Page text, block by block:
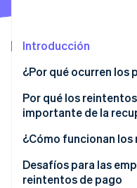
Sesiones de
Descubre cómo
Mirar ahora
Introducción
¿Por qué ocurren los
Problemas técnicos
Motivos relacionados
Motivos relacionados
Otras razones
Por qué los
importante de la
¿Cómo funcionan
Desafíos para las
reintentos de pago